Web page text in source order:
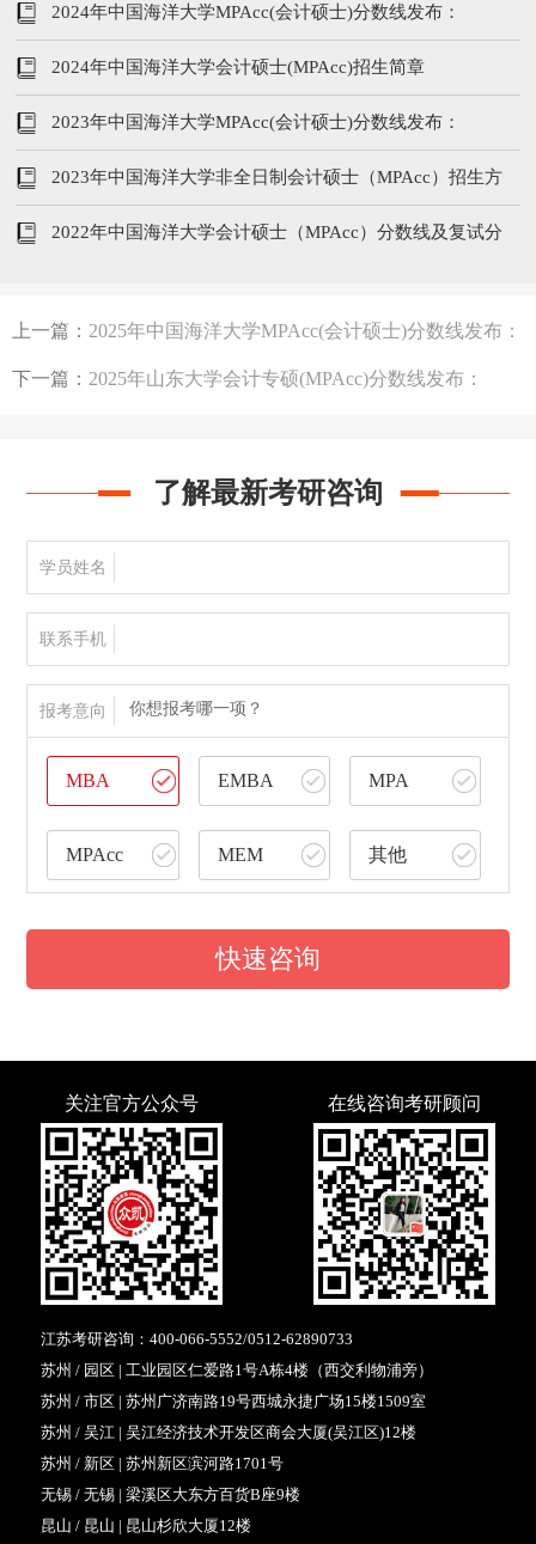
233/48/96
2024年中国海洋大学MPAcc(会计硕士)分数线发布：
246/96/48
2024年中国海洋大学会计硕士(MPAcc)招生简章
2023年中国海洋大学MPAcc(会计硕士)分数线发布：
236/102/51
2023年中国海洋大学非全日制会计硕士（MPAcc）招生方
案
2022年中国海洋大学会计硕士（MPAcc）分数线及复试分
上一篇： 2025年中国海洋大学MPAcc(会计硕士)分数线发布：
233/48/96
下一篇： 2025年山东大学会计专硕(MPAcc)分数线发布：
了解最新考研咨询
学员姓名
联系手机
报考意向 你想报考哪一项？
MBA EMBA MPA
MPAcc MEM 其他
快速咨询
关注官方公众号 在线咨询考研顾问
江苏考研咨询： 400-066-5552/0512-62890733
苏州 / 园区 | 工业园区仁爱路1号A栋4楼（西交利物浦旁）
苏州 / 市区 | 苏州广济南路19号西城永捷广场15楼1509室
苏州 / 吴江 | 吴江经济技术开发区商会大厦(吴江区)12楼
苏州 / 新区 | 苏州新区滨河路1701号
无锡 / 无锡 | 梁溪区大东方百货B座9楼
昆山 / 昆山 | 昆山杉欣大厦12楼